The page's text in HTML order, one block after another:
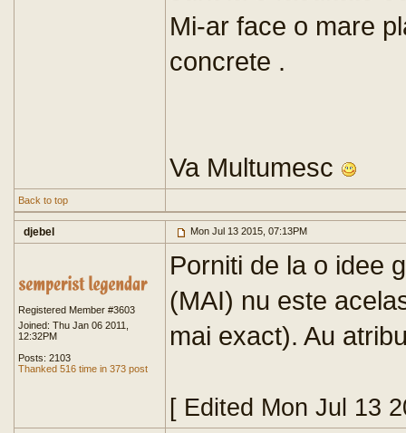
Mi-ar face o mare
concrete .
Va Multumesc
Back to top
djebel Mon Jul 13 2015, 07:13PM
Registered Member #3603
Joined: Thu Jan 06 2011,
12:32PM
Posts: 2103
Thanked 516 time in 373 post
Porniti de la o idee
(MAI) nu este
mai exact). Au
[ Edited Mon Jul 13